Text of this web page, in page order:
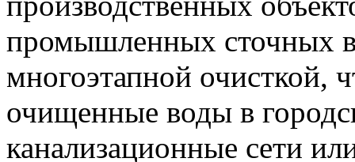
промышленных сточных
многоэтапной очисткой,
очищенные воды в
канализационные сети